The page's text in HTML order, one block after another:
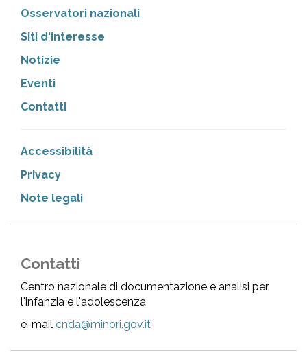
Osservatori nazionali
Siti d'interesse
Notizie
Eventi
Contatti
Accessibilità
Privacy
Note legali
Contatti
Centro nazionale di documentazione e analisi per
l'infanzia e l'adolescenza
e-mail cnda@minori.gov.it